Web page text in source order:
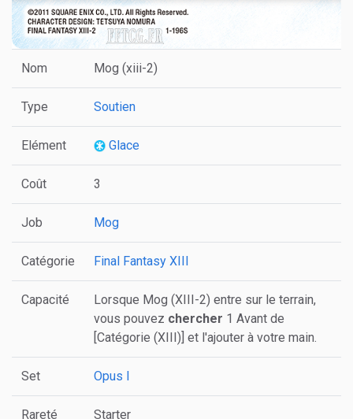
Nom Mog (xiii-2)
Type Soutien
Elément Glace
Coût 3
Job Mog
Catégorie Final Fantasy XIII
Capacité
Lorsque Mog (XIII-2) entre sur le terrain,
vous pouvez chercher 1 Avant de
[Catégorie (XIII)] et l'ajouter à votre main.
Set Opus I
Rareté Starter